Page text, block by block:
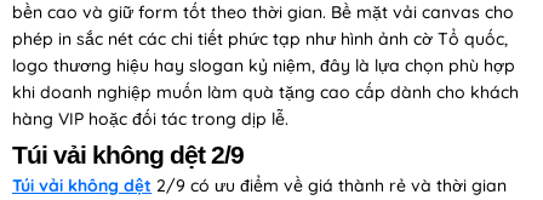
bền cao và giữ form tốt theo thời gian. Bề mặt vải canvas cho
phép in sắc nét các chi tiết phức tạp như hình ảnh cờ Tổ quốc,
logo thương hiệu hay slogan kỷ niệm, đây là lựa chọn phù hợp
khi doanh nghiệp muốn làm quà tặng cao cấp dành cho khách
hàng VIP hoặc đối tác trong dịp lễ.
Túi vải không dệt 2/9
Túi vải không dệt 2/9 có ưu điểm về giá thành rẻ và thời gian